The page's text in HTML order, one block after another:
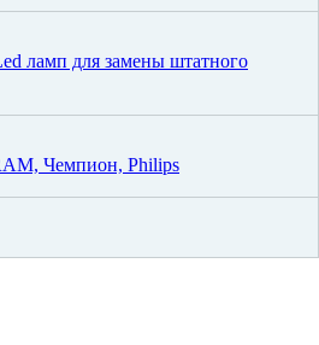
ламп для замены штатного
Чемпион, Philips